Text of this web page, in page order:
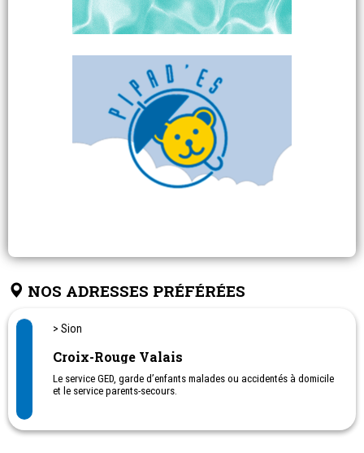
NOS ADRESSES PRÉFÉRÉES
> Sion
Croix-Rouge Valais
Le service GED, garde d’enfants malades ou accidentés à domicile
et le service parents-secours.